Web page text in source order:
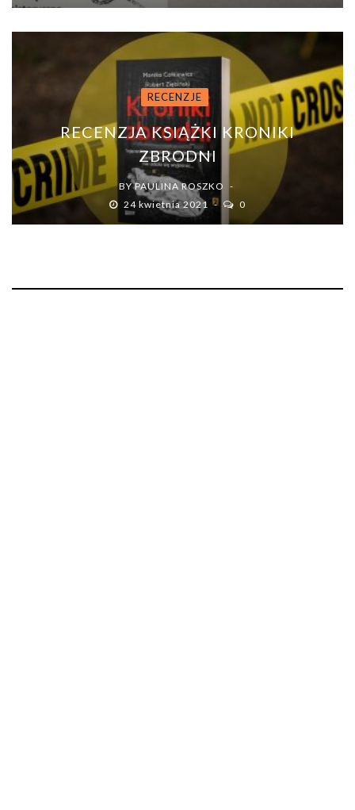
RECENZJE
RECENZJA KSIĄŻKI KRONIKI
ZBRODNI
BYPAULINA ROSZKO
24 kwietnia 2021
0